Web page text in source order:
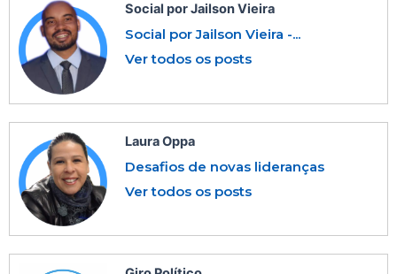
Social por Jailson Vieira
Social por Jailson Vieira -...
Ver todos os posts
Laura Oppa
Desafios de novas lideranças
Ver todos os posts